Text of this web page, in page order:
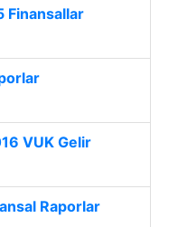
Finansallar
VUK Gelir
Raporlar